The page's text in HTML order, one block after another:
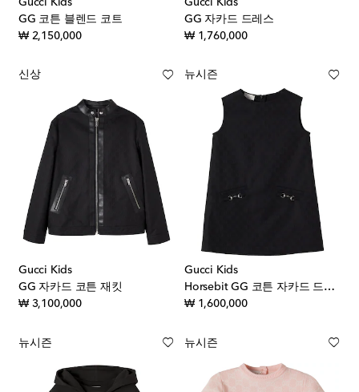
GG 코튼 블렌드 코트
₩ 2,150,000original price
GG 자카드 드레스
₩ 1,760,000original price
신상
Gucci Kids
GG 자카드 코튼 재킷
₩ 3,100,000original price
뉴시즌
Gucci Kids
Horsebit GG 코튼 자카드 드레스
₩ 1,600,000original price
뉴시즌 뉴시즌